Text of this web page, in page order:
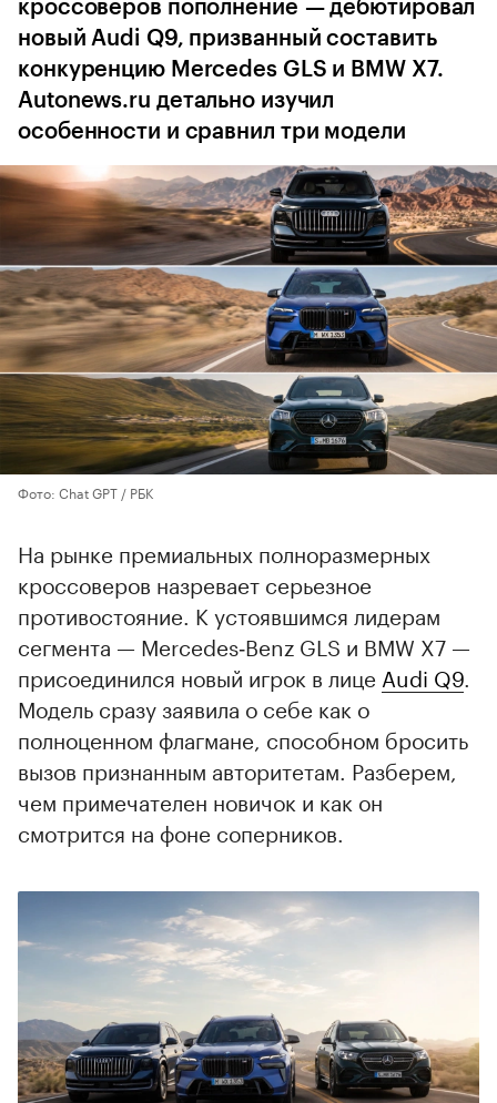
кроссоверов пополнение — дебютировал
новый Audi Q9, призванный составить
конкуренцию Mercedes GLS и BMW X7.
Autonews.ru детально изучил
особенности и сравнил три модели
Фото: Chat GPT / РБК
На рынке премиальных полноразмерных
кроссоверов назревает серьезное
противостояние. К устоявшимся лидерам
сегмента — Mercedes‑Benz GLS и BMW X7 —
присоединился новый игрок в лице Audi Q9.
Модель сразу заявила о себе как о
полноценном флагмане, способном бросить
вызов признанным авторитетам. Разберем,
чем примечателен новичок и как он
смотрится на фоне соперников.